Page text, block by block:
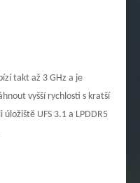
takt až 3 GHz a je
vyšší rychlosti s kratší
UFS 3.1 a LPDDR5